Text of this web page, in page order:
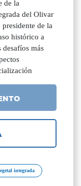
de la
del Olivar
de la
histórico a
más
integrada